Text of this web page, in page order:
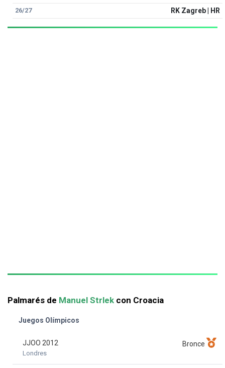
26/27 RK Zagreb | HR
Palmarés de Manuel Strlek con Croacia
Juegos Olímpicos
JJOO 2012
Londres
Bronce